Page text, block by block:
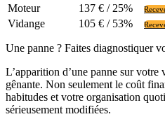
Moteur 137 € / 25%
Vidange 105 € / 53%
Une panne ? Faites diagnostiquer
L’apparition d’une panne sur
gênante. Non seulement le coût
habitudes et votre organisation
sérieusement modifiées.